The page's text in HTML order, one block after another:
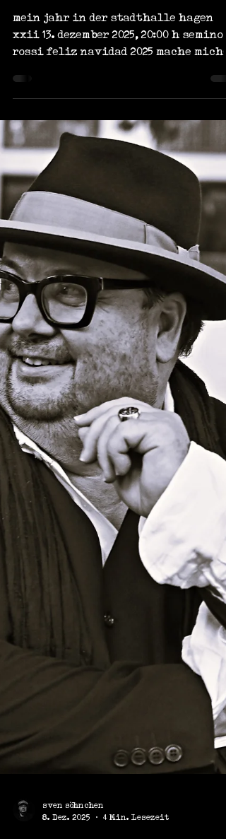
stadthalle hagen
xxii - 1
xxii 13. dezember 2025, 20:00 h semino
rossi feliz navidad 2025 mache mich
mit leichter melancholie auf den
in "meine", mir liebgewonnene
stadthalle. seit dem
am 01.01.2025 besuchte ich nunmehr 22
veranstaltungen und durfte diese
stadthallenschreiber begleiten. es
war mir ein fest. eine ehre. eine
freude. eigentlich wollte ich in der
vorwoche aufhoeren - was sollte nach
den extrabreiten lokalhelden noch
kommen? irgendw